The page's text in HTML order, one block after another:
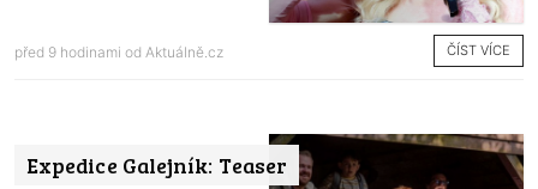
před 9 hodinami od Aktuálně.cz ČÍST VÍCE
Expedice Galejník: Teaser